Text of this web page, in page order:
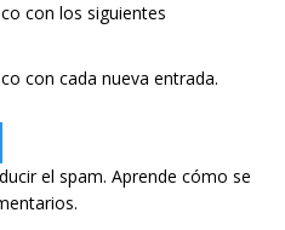
con los siguientes
con cada nueva entrada.
el spam. Aprende cómo se